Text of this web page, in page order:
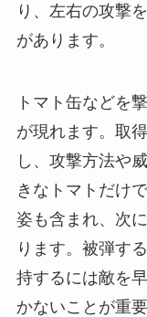
り、左右の攻撃
があります。
トマト缶などを
が現れます。取
し、攻撃方法や
きなトマトだけ
姿も含まれ、次
ります。被弾す
持するには敵を
かないことが重要